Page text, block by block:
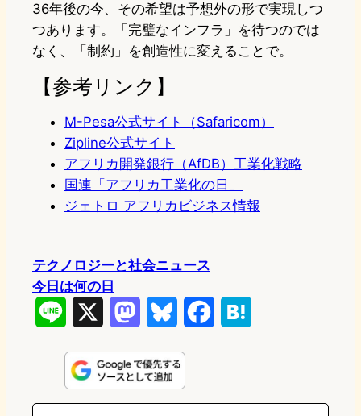
36年後の今、その希望は予想外の形で実現しつ
つあります。「完璧なインフラ」を待つのでは
なく、「制約」を創造性に変えることで。
【参考リンク】
M-Pesa公式サイト（Safaricom）
Zipline公式サイト
アフリカ開発銀行（AfDB）工業化戦略
国連「アフリカ工業化の日」
ジェトロ アフリカビジネス情報
テクノロジーと社会ニュース
今日は何の日
n
e
s
t
u
e
e
e